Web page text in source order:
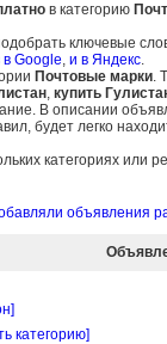
в категорию
ключевые
Google, и в Яндекс.
Почтовые марки.
, купить
В описании
будет легко
категориях или
объявления
категорию]